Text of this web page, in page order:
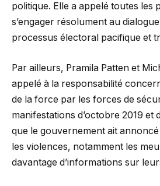
politique. Elle a appelé toutes les
s’engager résolument au
processus électoral pacifique et
Par ailleurs, Pramila Patten et
appelé à la responsabilité
de la force par les forces de
manifestations d’octobre 2019 et
que le gouvernement ait
les violences, notamment les
davantage d’informations sur